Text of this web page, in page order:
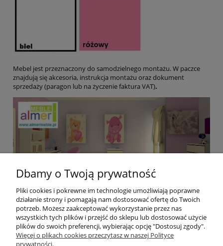
Mebel jest przeznaczony do samodzielnego montażu. W paczce
znajdują się akcesoria, instrukcja montażu oraz dokument
sprzedaży (paragon lub na życzenie faktura VAT).
Pomoc
Dbamy o Twoją prywatność
Pliki cookies i pokrewne im technologie umożliwiają poprawne
działanie strony i pomagają nam dostosować ofertę do Twoich
potrzeb. Możesz zaakceptować wykorzystanie przez nas
wszystkich tych plików i przejść do sklepu lub dostosować użycie
plików do swoich preferencji, wybierając opcję "Dostosuj zgody".
Więcej o plikach cookies przeczytasz w naszej Polityce
prywatności.